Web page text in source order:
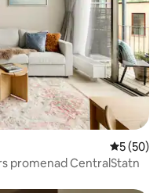
5 av 5 i
5 (50)
promenad CentralStatn